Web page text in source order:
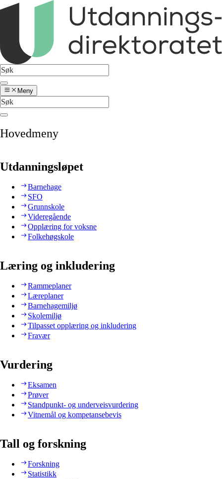
Meny
Hovedmeny
Utdanningsløpet
Barnehage
SFO
Grunnskole
Videregående
Opplæring for voksne
Folkehøgskole
Læring og inkludering
Rammeplaner
Læreplaner
Barnehagemiljø
Skolemiljø
Tilpasset opplæring og inkludering
Fravær
Vurdering
Eksamen
Prøver
Standpunkt- og underveisvurdering
Vitnemål og kompetansebevis
Tall og forskning
Forskning
Statistikk